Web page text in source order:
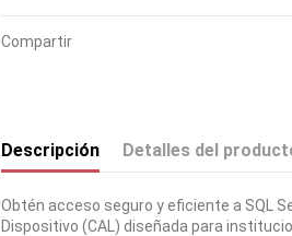
Compartir
Descripción Detalles del
Obtén acceso seguro y eficiente a SQL
Dispositivo (CAL) diseñada para